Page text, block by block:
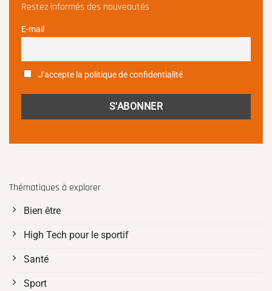
Restez informés des nouveautés
E-mail
J'accepte la politique de confidentialité
Thématiques à explorer
Bien être
High Tech pour le sportif
Santé
Sport